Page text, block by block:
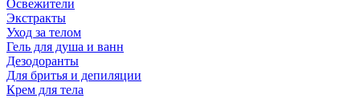
Освежители
Экстракты
Уход за телом
Гель для душа и ванн
Дезодоранты
Для бритья и депиляции
Крем для тела